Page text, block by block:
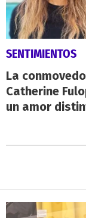
SENTIMIENTOS
La
Catherine
un amor